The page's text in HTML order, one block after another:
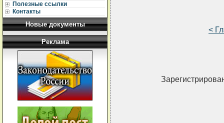
Полезные ссылки
Контакты
Новые документы
Реклама
<